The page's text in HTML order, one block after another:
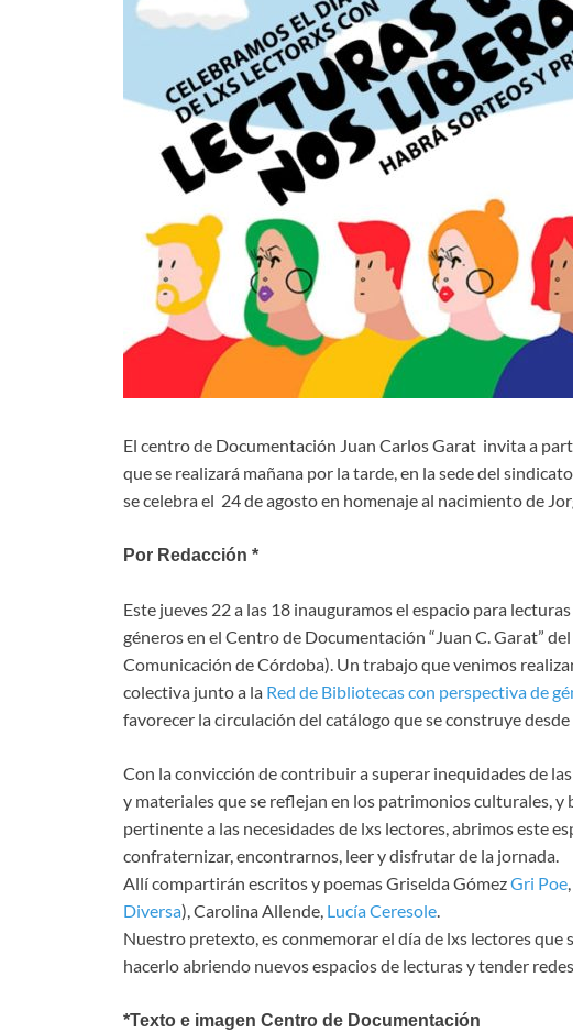
El centro de Documentación Juan Carlos Garat invita a
que se realizará mañana por la tarde, en la sede del
se celebra el 24 de agosto en homenaje al nacimiento de
Por Redacción *
Este jueves 22 a las 18 inauguramos el espacio para
géneros en el Centro de Documentación “Juan C. Garat” del
Comunicación de Córdoba). Un trabajo que venimos
colectiva junto a la Red de Bibliotecas con perspectiva de
favorecer la circulación del catálogo que se construye desde
Con la convicción de contribuir a superar inequidades de
y materiales que se reflejan en los patrimonios culturales,
pertinente a las necesidades de lxs lectores, abrimos este
confraternizar, encontrarnos, leer y disfrutar de la jornada.
Allí compartirán escritos y poemas Griselda GómezGri Poe,
Diversa), Carolina Allende, Lucía Ceresole.
Nuestro pretexto, es conmemorar el día de lxs lectores que
hacerlo abriendo nuevos espacios de lecturas y tender
*Texto e imagen Centro de Documentación